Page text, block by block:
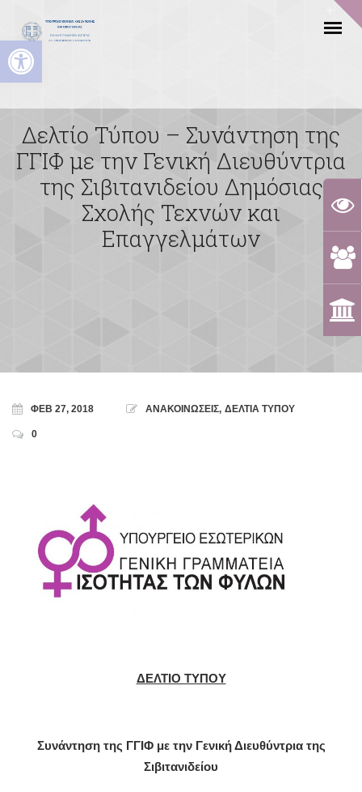
Ανοίξτε τη γραμμή εργαλείων
Δελτίο Τύπου – Συνάντηση της
ΓΓΙΦ με την Γενική Διευθύντρια
της Σιβιτανιδείου Δημόσιας
Σχολής Τεχνών και
Επαγγελμάτων
ΦΕΒ 27, 2018 ΑΝΑΚΟΙΝΩΣΕΙΣ, ΔΕΛΤΙΑ ΤΥΠΟΥ
0
ΔΕΛΤΙΟ ΤΥΠΟΥ
Συνάντηση της ΓΓΙΦ με την Γενική Διευθύντρια της
Σιβιτανιδείου